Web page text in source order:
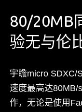
80/20MB
验无与伦
宇瞻micro SDXC/
速度最高达80MB/
作，无论是使用